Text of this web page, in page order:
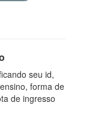
seu id,
forma de
de ingresso